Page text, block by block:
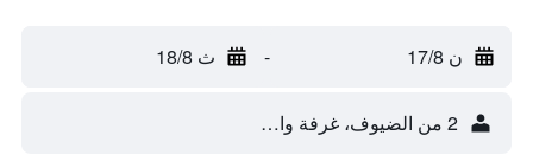
ن 17/8 - ث 18/8
2 من الضيوف، غرفة واحدة